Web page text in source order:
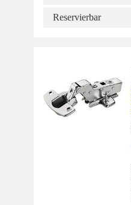
Reservierbar